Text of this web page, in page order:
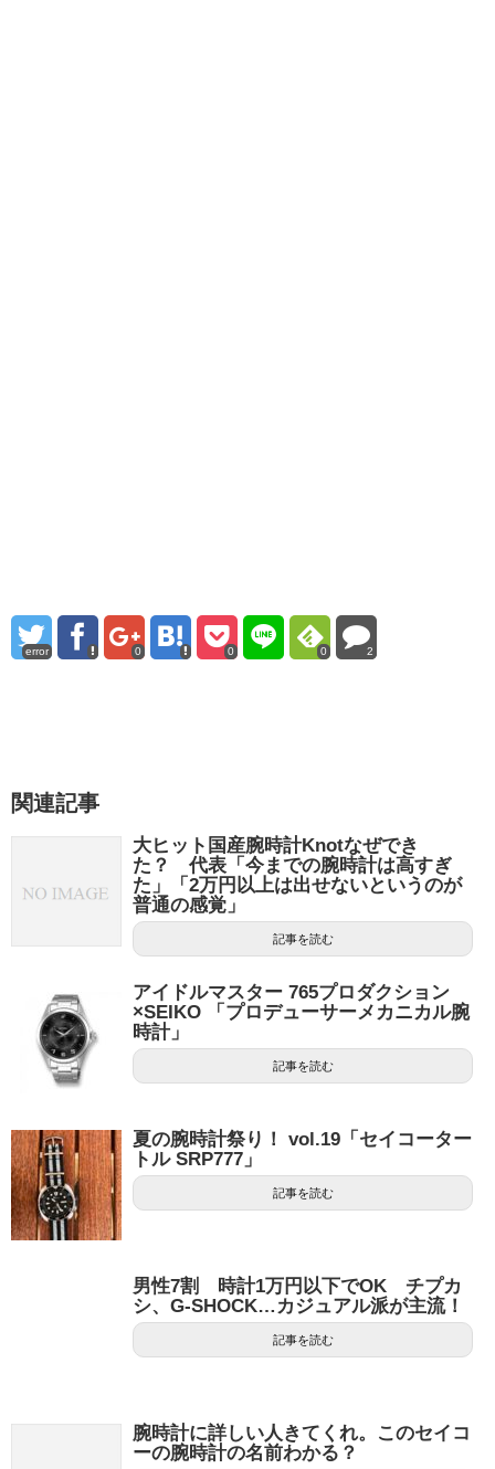
error 0 0 0 2
関連記事
大ヒット国産腕時計Knotなぜでき
た？ 代表「今までの腕時計は高すぎ
た」「2万円以上は出せないというのが
普通の感覚」
記事を読む
アイドルマスター 765プロダクション
×SEIKO 「プロデューサーメカニカル腕
時計」
記事を読む
夏の腕時計祭り！ vol.19「セイコーター
トル SRP777」
記事を読む
男性7割 時計1万円以下でOK チプカ
シ、G-SHOCK…カジュアル派が主流！
記事を読む
腕時計に詳しい人きてくれ。このセイコ
ーの腕時計の名前わかる？